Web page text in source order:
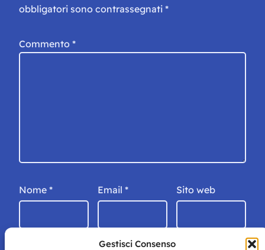
Gestisci Consenso
obbligatori sono contrassegnati *
Commento *
Nome * Email * Sito web